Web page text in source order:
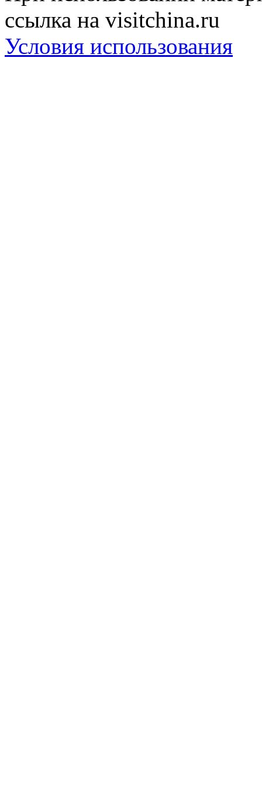
ссылка на visitchina.ru
Условия использования